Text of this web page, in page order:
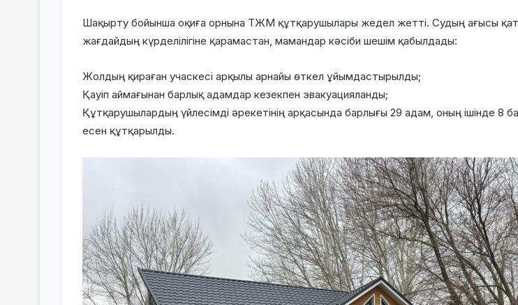
Шақырту бойынша оқиға орнына ТЖМ құтқарушылары жедел жетті. Судың ағысы
жағдайдың күрделілігіне қарамастан, мамандар кәсіби шешім қабылдады:
Жолдың қираған учаскесі арқылы арнайы өткел ұйымдастырылды;
Қауіп аймағынан барлық адамдар кезекпен эвакуацияланды;
Құтқарушылардың үйлесімді әрекетінің арқасында барлығы 29 адам, оның ішінде 8
есен құтқарылды.